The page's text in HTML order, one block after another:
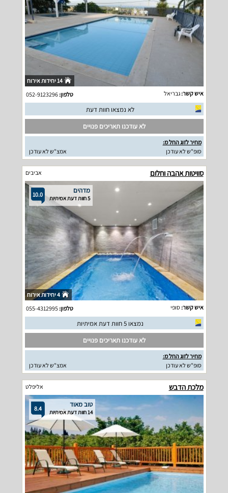
14 יחידות אירוח
איש קשר:גבריאל טלפון:052-9123296
לא נמצאו חוות דעת
לא עודכנו תאריכים פנויים
מחיר לזוג החל מ:
סופ"ש לא עודכן
אמצ"ש לא עודכן
סוויטות אהבה וחלום אביבים
10.0 מדהים
5 חוות דעת אמיתיות
4 יחידות אירוח
איש קשר:סופי טלפון:055-4312995
נמצאו 5 חוות דעת אמיתיות
לא עודכנו תאריכים פנויים
מחיר לזוג החל מ:
סופ"ש לא עודכן
אמצ"ש לא עודכן
מלכת הדבש אליפלט
8.4 טוב מאוד
14 חוות דעת אמיתיות